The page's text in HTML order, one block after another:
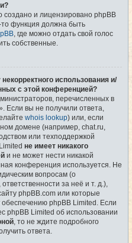
и лицензировано phpBB
то функция должна быть
, где можно отдать свой голос
собственные.
использования и/
с этой конференцией?
перечисленных в
Если вы не получили ответа,
whois lookup) или, если
домене (например, chat.ru,
или техподдержкой
не имеет никакого
и не может нести никакой
конференция используется. Не
вопросам (о
за неё и т. д.),
phpBB.com или которые
обеспечению phpBB Limited. Если
phpBB Limited об использовании
, то не ждите подробного
ответа.